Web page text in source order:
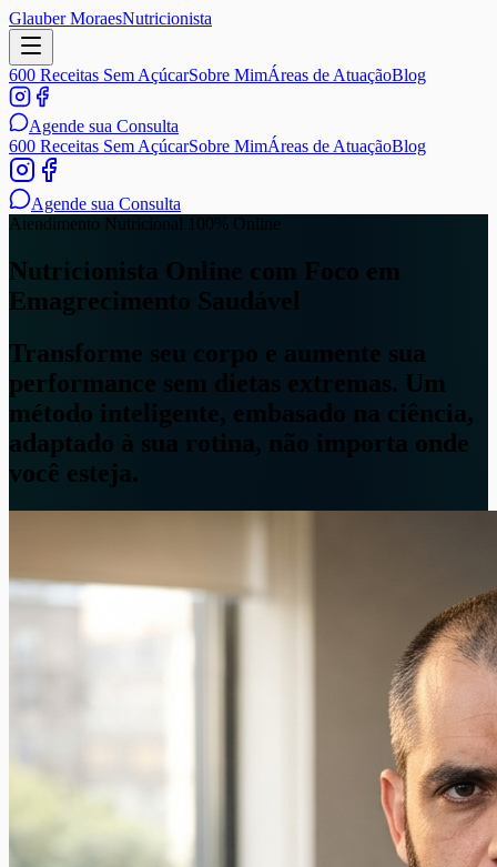
Glauber MoraesNutricionista
600 Receitas Sem AçúcarSobre MimÁreas de AtuaçãoBlog
Agende sua Consulta
600 Receitas Sem AçúcarSobre MimÁreas de AtuaçãoBlog
Agende sua Consulta
Atendimento Nutricional 100% Online
Nutricionista Online com Foco em
Emagrecimento Saudável
Transforme seu corpo e aumente sua
performance sem dietas extremas. Um
método inteligente, embasado na ciência,
adaptado à sua rotina, não importa onde
você esteja.